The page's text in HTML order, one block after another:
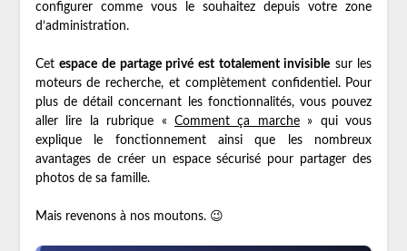
configurer comme vous le souhaitez depuis votre zone
d’administration.
Cetespace de partage privé est totalement invisible sur les
moteurs de recherche, et complètement confidentiel. Pour
plus de détail concernant les fonctionnalités, vous pouvez
aller lire la rubrique « Comment ça marche » qui vous
explique le fonctionnement ainsi que les nombreux
avantages de créer un espace sécurisé pour partager des
photos de sa famille.
Mais revenons à nos moutons. 😉